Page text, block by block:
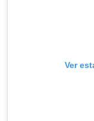
Ver